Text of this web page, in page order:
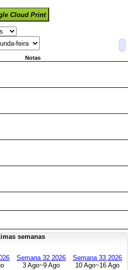
Cloud Print
Notas
semanas
Semana 32 2026
3 Ago~9 Ago
Semana 33 2026
10 Ago~16 Ago